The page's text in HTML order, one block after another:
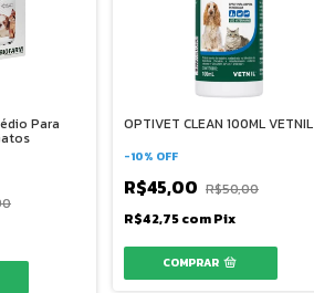
Para OPTIVET CLEAN 100ML VETNIL
-10% OFF
R$45,00 R$50,00
R$42,75comPix